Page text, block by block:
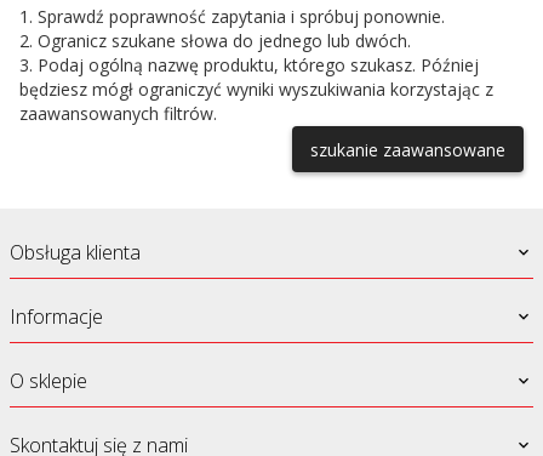
1. Sprawdź poprawność zapytania i spróbuj ponownie.
2. Ogranicz szukane słowa do jednego lub dwóch.
3. Podaj ogólną nazwę produktu, którego szukasz. Później
będziesz mógł ograniczyć wyniki wyszukiwania korzystając z
zaawansowanych filtrów.
szukanie zaawansowane
Obsługa klienta
Informacje
O sklepie
Skontaktuj się z nami